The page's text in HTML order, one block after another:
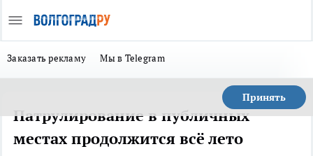
Заказать рекламу Мы в Telegram
Принять
Патрулирование в публичных
местах продолжится всё лето